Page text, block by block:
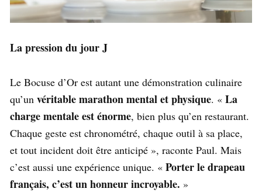
La pression du jour J
Le Bocuse d’Or est autant une démonstration culinaire
qu’un véritable marathon mental et physique. « La
charge mentale est énorme, bien plus qu’en restaurant.
Chaque geste est chronométré, chaque outil à sa place,
et tout incident doit être anticipé », raconte Paul. Mais
c’est aussi une expérience unique. « Porter le drapeau
français, c’est un honneur incroyable. »